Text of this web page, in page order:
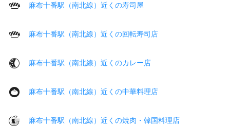
麻布十番駅（南北線）近くの寿司屋
麻布十番駅（南北線）近くの回転寿司店
麻布十番駅（南北線）近くのカレー店
麻布十番駅（南北線）近くの中華料理店
麻布十番駅（南北線）近くの焼肉・韓国料理店